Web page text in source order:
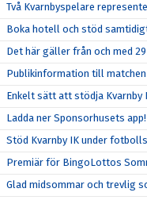
Två Kvarnbyspelare
Boka hotell och stöd
Det här gäller från och med
Publikinformation till
Enkelt sätt att stödja Kvarnby
Ladda ner Sponsorhusets app!
Stöd Kvarnby IK under
Premiär för BingoLottos
Glad midsommar och trevlig